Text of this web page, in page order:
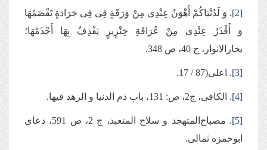
[2].‌ وَ لَدُنْیَاكُمْ أَهْوَنُ عِنْدِی مِنْ وَرَقَةٍ فِی فِی جَرَادَةٍ تَقْضَمُهَا
وَ أَقْذَرُ عِنْدِی مِنْ عُرَاقَةِ خِنْزِیرٍ یَقْذِفُ بِهَا أَجْذَمُهَا؛
بحارالانوار، ج 40، ص 348.
[3]. اعلی(87 / 17.
[4]. الكافی، ج‏2، ص: 131، باب ذم الدنیا و الزهد فیها.
[5]
. مصباح‌المتهجد و سلاح المتعبد، ج 2، ص 591، دعای
ابوحمزه ثمالی.